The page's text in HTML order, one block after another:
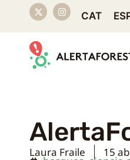
CAT
Laura Fraile 15